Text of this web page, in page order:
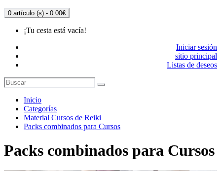
0 artículo (s) - 0.00€
¡Tu cesta está vacía!
Iniciar sesión
sitio principal
Listas de deseos
Inicio
Categorías
Material Cursos de Reiki
Packs combinados para Cursos
Packs combinados para Cursos